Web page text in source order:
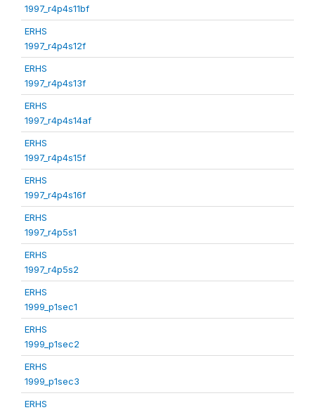
1997_r4p4s11bf
ERHS
1997_r4p4s12f
ERHS
1997_r4p4s13f
ERHS
1997_r4p4s14af
ERHS
1997_r4p4s15f
ERHS
1997_r4p4s16f
ERHS
1997_r4p5s1
ERHS
1997_r4p5s2
ERHS
1999_p1sec1
ERHS
1999_p1sec2
ERHS
1999_p1sec3
ERHS